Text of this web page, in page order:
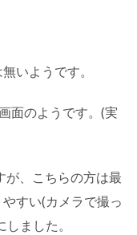
いようです。
面のようです。(実
が、こちらの方は最
すい(カメラで撮っ
ました。